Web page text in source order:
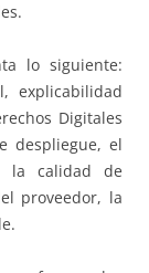
lo siguiente:
explicabilidad
Digitales
despliegue, el
la calidad de
proveedor, la